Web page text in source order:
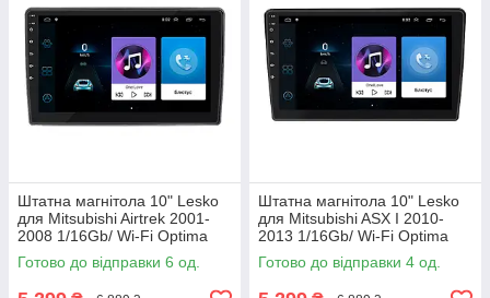
Штатна магнітола 10" Lesko
для Mitsubishi Airtrek 2001-
2008 1/16Gb/ Wi-Fi Optima
Міцубісі 6 шт.
Готово до відправки 6 од.
Штатна магнітола 10" Lesko
для Mitsubishi ASX I 2010-
2013 1/16Gb/ Wi-Fi Optima
Міцубісі 4 шт.
Готово до відправки 4 од.